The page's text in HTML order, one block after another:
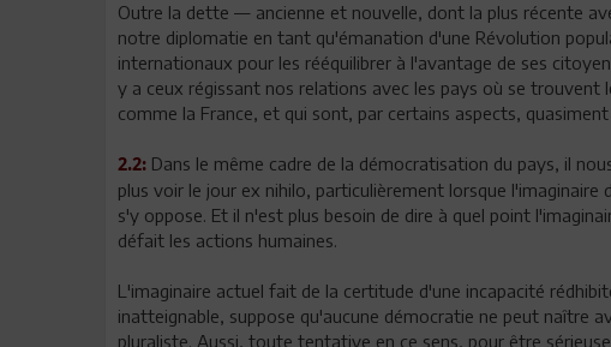
Outre la dette — ancienne et nouvelle, dont la plus récente
notre diplomatie en tant qu'émanation d'une Révolution
internationaux pour les rééquilibrer à l'avantage de ses
y a ceux régissant nos relations avec les pays où se
comme la France, et qui sont, par certains aspects, quasiment
2.2: Dans le même cadre de la démocratisation du pays, il
plus voir le jour ex nihilo, particulièrement lorsque
s'y oppose. Et il n'est plus besoin de dire à quel point
défait les actions humaines.
L'imaginaire actuel fait de la certitude d'une incapacité
inatteignable, suppose qu'aucune démocratie ne peut naître
pluraliste. Aussi, toute tentative en ce sens, pour être